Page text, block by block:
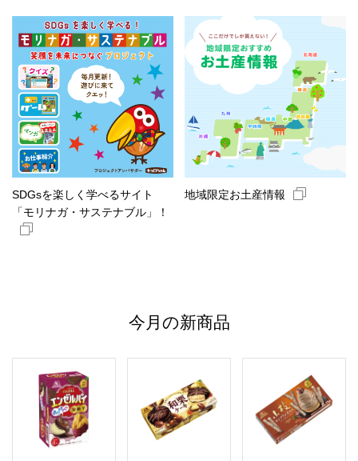
SDGsを楽しく学べるサイト
「モリナガ・サステナブル」！
地域限定お土産情報
今月の新商品